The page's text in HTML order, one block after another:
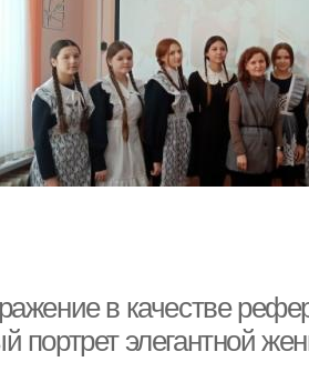
в качестве
портрет элегантной